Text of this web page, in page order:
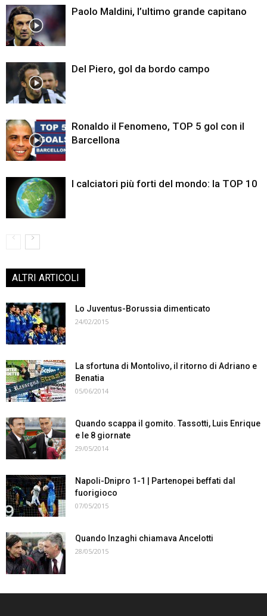
Paolo Maldini, l’ultimo grande capitano
Del Piero, gol da bordo campo
Ronaldo il Fenomeno, TOP 5 gol con il
Barcellona
I calciatori più forti del mondo: la TOP 10
ALTRI ARTICOLI
Lo Juventus-Borussia dimenticato
24/02/2015
La sfortuna di Montolivo, il ritorno di Adriano e
Benatia
05/06/2014
Quando scappa il gomito. Tassotti, Luis Enrique
e le 8 giornate
29/05/2014
Napoli-Dnipro 1-1 | Partenopei beffati dal
fuorigioco
07/05/2015
Quando Inzaghi chiamava Ancelotti
28/05/2015